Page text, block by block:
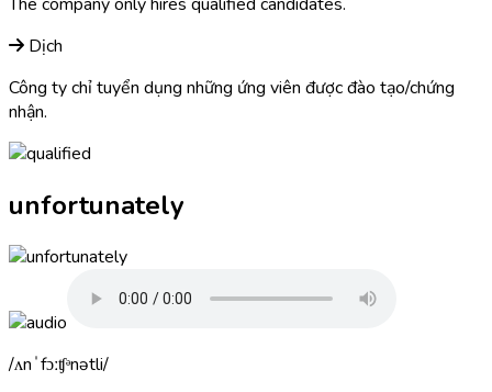
Dịch
Công ty chỉ tuyển dụng những ứng viên được đào tạo/chứng
nhận.
unfortunately
ʌnˈfɔːʧᵊnətli